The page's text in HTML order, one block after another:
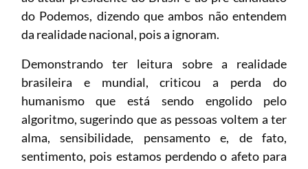
do Podemos, dizendo que ambos não entendem
da realidade nacional, pois a ignoram.
Demonstrando ter leitura sobre a realidade
brasileira e mundial, criticou a perda do
humanismo que está sendo engolido pelo
algoritmo, sugerindo que as pessoas voltem a ter
alma, sensibilidade, pensamento e, de fato,
sentimento, pois estamos perdendo o afeto para